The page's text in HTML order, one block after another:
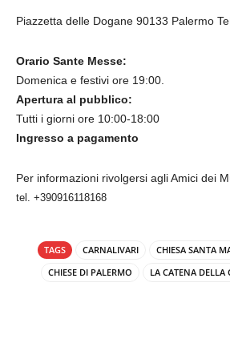
Piazzetta delle Dogane 90133 Palermo
Orario Sante Messe:
Domenica e festivi ore 19:00.
Apertura al pubblico:
Tutti i giorni ore 10:00-18:00
Ingresso a pagamento
Per informazioni rivolgersi agli Amici dei
tel. +390916118168
TAGS CARNALIVARI
CHIESA SANTA
CHIESE DI PALERMO
LA CATENA DELLA